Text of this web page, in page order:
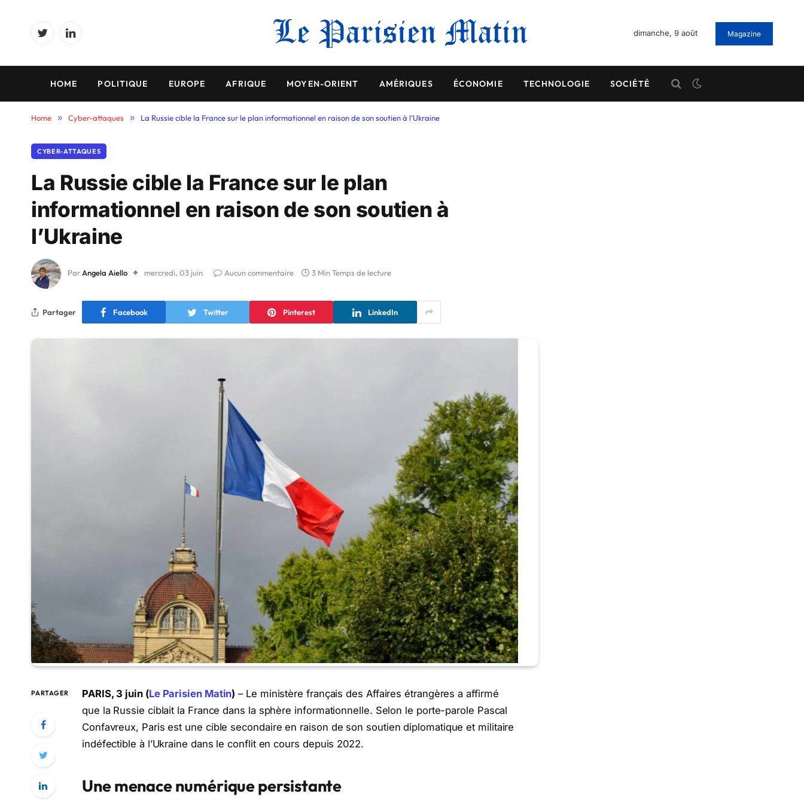
TwitterLinkedIn
dimanche, 9 août Magazine
HOME POLITIQUE EUROPE AFRIQUE MOYEN-ORIENT AMÉRIQUES ÉCONOMIE TECHNOLOGIE SOCIÉTÉ
Home » Cyber-attaques » La Russie cible la France sur le plan informationnel en raison de son soutien à l’Ukraine
CYBER-ATTAQUES
La Russie cible la France sur le plan
informationnel en raison de son soutien à
l’Ukraine
Par Angela Aiello mercredi, 03 juin Aucun commentaire 3 Min Temps de lecture
Partager Facebook Twitter Pinterest LinkedIn
PARTAGER PARIS, 3 juin (Le Parisien Matin) – Le ministère français des Affaires étrangères a affirmé
que la Russie ciblait la France dans la sphère informationnelle. Selon le porte-parole Pascal
Confavreux, Paris est une cible secondaire en raison de son soutien diplomatique et militaire
indéfectible à l’Ukraine dans le conflit en cours depuis 2022.
Une menace numérique persistante